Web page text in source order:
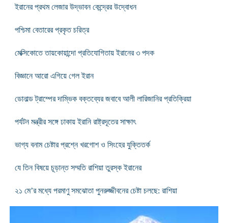
ইরানের প্রথম লেজার উদ্ভাবন কেন্দ্রের উদ্বোধন
পশ্চিমা বেতারের প্রকৃত চরিত্র
মেক্সিকোতে তায়কোয়ান্দো প্রতিযোগিতায় ইরানের ৩ পদক
বিজ্ঞানে আরো এগিয়ে গেল ইরান
ডোনাল্ড ট্রাম্পের দাম্ভিক বক্তব্যের জবাবে আলী লারিজানির প্রতিক্রিয়া
পর্যটন মন্ত্রীর সঙ্গে ঢাকায় ইরানি রাষ্ট্রদূতের সাক্ষাৎ
ভাগ্য বনাম চেষ্টার প্রশ্নে খরগোশ ও সিংহের যুক্তিতর্ক
যে তিন বিষয়ে চূড়ান্ত সম্মতি রাশিয়া তুরস্ক ইরানের
২১ মে’র মধ্যে পরমাণু সমঝোতা পুনরুজ্জীবনের চেষ্টা চলছে: রাশিয়া